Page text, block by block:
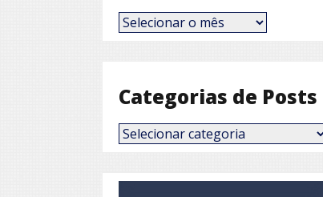
Posts
por
Categorias de Posts
Categorias
de